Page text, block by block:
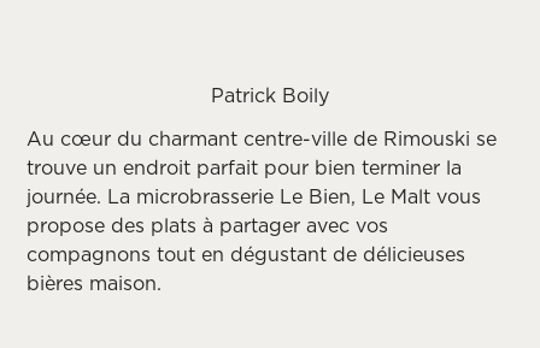
Patrick Boily
Au cœur du charmant centre-ville de Rimouski se
trouve un endroit parfait pour bien terminer la
journée. La microbrasserie Le Bien, Le Malt vous
propose des plats à partager avec vos
compagnons tout en dégustant de délicieuses
bières maison.